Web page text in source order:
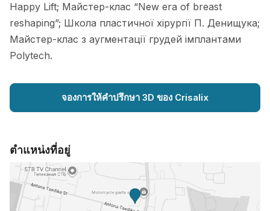
Happy Lift; Майстер-клас “New era of breast
reshaping”; Школа пластичної хірургії П. Денищука;
Майстер-клас з аугментації грудей імплантами
Polytech.
จองการให้คำปรึกษา 3D ของ Crisalix
ตำแหน่งที่อยู่